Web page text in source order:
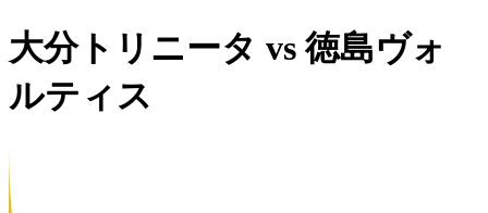
大分トリニータ vs 徳島ヴォ
ルティス